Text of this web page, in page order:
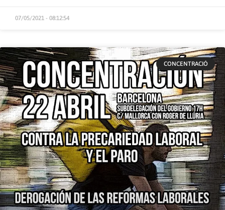
07/05/2021 - 08:12:54
CONCENTRACIÓ